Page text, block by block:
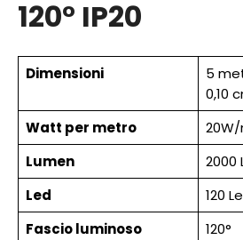
120° IP20
Dimensioni
5
0,10
Watt per metro
Lumen
2000
Led
120
Fascio luminoso
120°